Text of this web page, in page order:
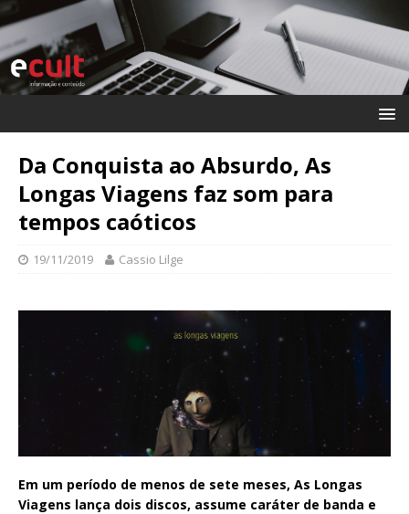
Da Conquista ao Absurdo, As
Longas Viagens faz som para
tempos caóticos
19/11/2019 Cassio Lilge
Em um período de menos de sete meses, As Longas
Viagens lança dois discos, assume caráter de banda e